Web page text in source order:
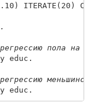
пола на
educ.